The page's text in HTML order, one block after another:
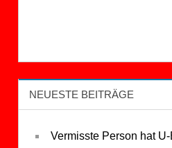
NEUESTE BEITRÄGE
Vermisste Person hat